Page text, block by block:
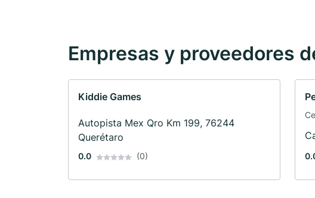
Empresas y proveedores
Kiddie Games
Autopista Mex Qro Km 199, 76244
Querétaro
0.0 (0)